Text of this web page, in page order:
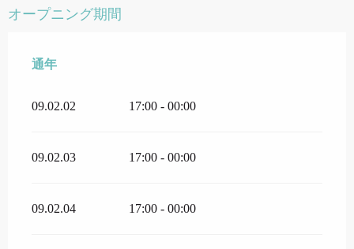
オープニング期間
通年
通年
09.02.02 17:00 - 00:00
09.02.03 17:00 - 00:00
09.02.04 17:00 - 00:00